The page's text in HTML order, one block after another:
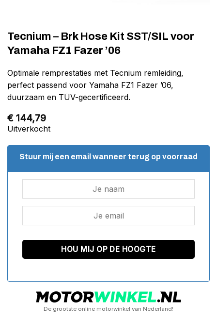
Tecnium – Brk Hose Kit SST/SIL voor
Yamaha FZ1 Fazer ’06
Optimale remprestaties met Tecnium remleiding,
perfect passend voor Yamaha FZ1 Fazer ’06,
duurzaam en TÜV-gecertificeerd.
€ 144,79
Uitverkocht
Stuur mij een email wanneer terug op voorraad
De grootste online motorwinkel van Nederland!